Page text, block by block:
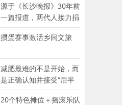
源于《长沙晚报》30年前
一篇报道，两代人接力捐
资助学
掼蛋赛事激活乡间文旅
减肥最难的不是开始，而
是正确认知并接受“后半
程”
20个特色摊位＋摇滚乐队